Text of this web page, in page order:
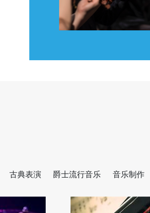
古典表演 爵士流行音乐 音乐制作